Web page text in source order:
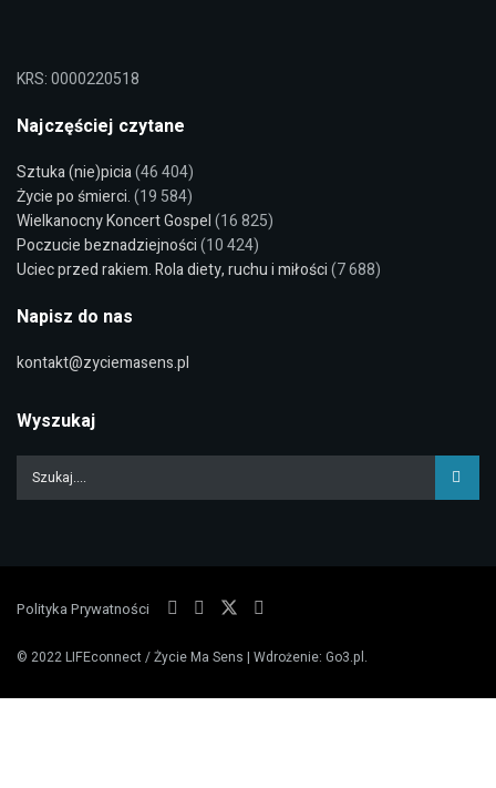
KRS: 0000220518
Najczęściej czytane
Sztuka (nie)picia(46 404)
Życie po śmierci.(19 584)
Wielkanocny Koncert Gospel(16 825)
Poczucie beznadziejności(10 424)
Uciec przed rakiem. Rola diety, ruchu i miłości(7 688)
Napisz do nas
kontakt@zyciemasens.pl
Wyszukaj
Polityka Prywatności
© 2022LIFEconnect / Życie Ma Sens | Wdrożenie: Go3.pl.